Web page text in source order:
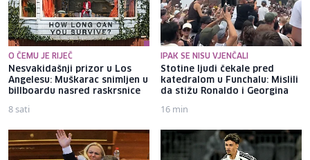
O ČEMU JE RIJEČ
Nesvakidašnji prizor u Los
Angelesu: Muškarac snimljen u
billboardu nasred raskrsnice
8 sati
IPAK SE NISU VJENČALI
Stotine ljudi čekale pred
katedralom u Funchalu: Mislili
da stižu Ronaldo i Georgina
16 min